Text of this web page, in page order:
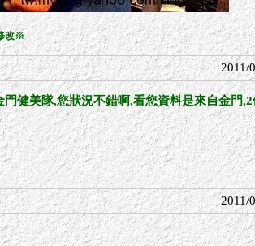
改※
2011/
健美隊,您狀況不錯啊,看您資料是來自金門
2011/